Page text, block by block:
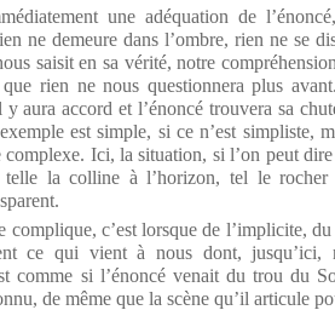
une adéquation de
ne demeure dans l’ombre, rien ne se
saisit en sa vérité, notre
que rien ne nous questionnera plus
aura accord et l’énoncé trouvera sa
est simple, si ce n’est simpliste,
Ici, la situation, si l’on peut
telle la colline à l’horizon, tel le
c’est lorsque de l’implicite,
ce qui vient à nous dont, jusqu’ici,
comme si l’énoncé venait du trou du
de même que la scène qu’il articule